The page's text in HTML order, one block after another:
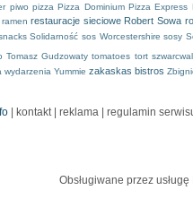
piwo pizza Pizza Dominium Pizza Express
ramen restauracje sieciowe Robert Sowa
Solidarność sos Worcestershire sosy
Tomasz Gudzowaty tomatoes tort
wydarzenia Yummie zakaskas bistros
| kontakt | reklama | regulamin
Obsługiwane przez usługę